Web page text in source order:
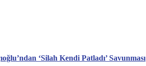
‘Silah Kendi Patladı’ Savunması